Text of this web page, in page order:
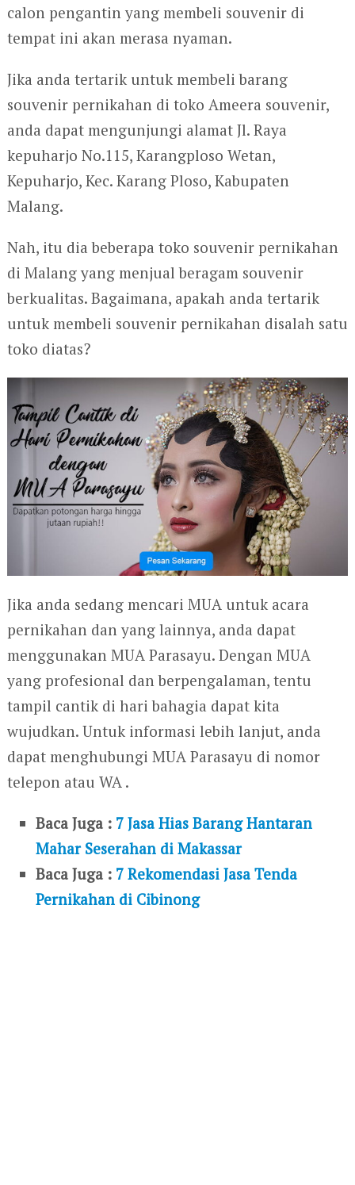
calon pengantin yang membeli souvenir di
tempat ini akan merasa nyaman.
Jika anda tertarik untuk membeli barang
souvenir pernikahan di toko Ameera souvenir,
anda dapat mengunjungi alamat Jl. Raya
kepuharjo No.115, Karangploso Wetan,
Kepuharjo, Kec. Karang Ploso, Kabupaten
Malang.
Nah, itu dia beberapa toko souvenir pernikahan
di Malang yang menjual beragam souvenir
berkualitas. Bagaimana, apakah anda tertarik
untuk membeli souvenir pernikahan disalah satu
toko diatas?
Jika anda sedang mencari MUA untuk acara
pernikahan dan yang lainnya, anda dapat
menggunakan MUA Parasayu. Dengan MUA
yang profesional dan berpengalaman, tentu
tampil cantik di hari bahagia dapat kita
wujudkan. Untuk informasi lebih lanjut, anda
dapat menghubungi MUA Parasayu di nomor
telepon atau WA .
Baca Juga : 7 Jasa Hias Barang Hantaran
Mahar Seserahan di Makassar
Baca Juga : 7 Rekomendasi Jasa Tenda
Pernikahan di Cibinong